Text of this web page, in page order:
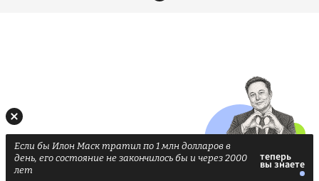
Если бы Илон Маск тратил по 1 млн долларов в
день, его состояние не закончилось бы и через 2000
лет